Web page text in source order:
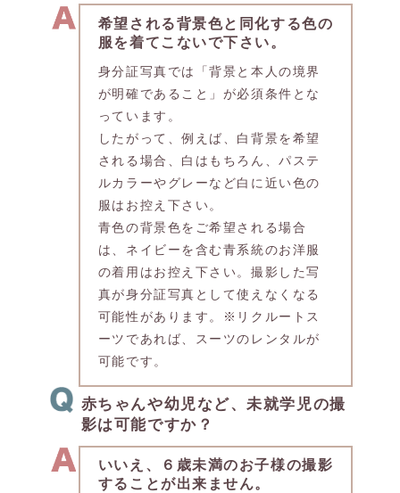
希望される背景色と同化する色の
服を着てこないで下さい。
身分証写真では「背景と本人の境界
が明確であること」が必須条件とな
っています。
したがって、例えば、白背景を希望
される場合、白はもちろん、パステ
ルカラーやグレーなど白に近い色の
服はお控え下さい。
青色の背景色をご希望される場合
は、ネイビーを含む青系統のお洋服
の着用はお控え下さい。撮影した写
真が身分証写真として使えなくなる
可能性があります。※リクルートス
ーツであれば、スーツのレンタルが
可能です。
赤ちゃんや幼児など、未就学児の撮
影は可能ですか？
いいえ、６歳未満のお子様の撮影
することが出来ません。